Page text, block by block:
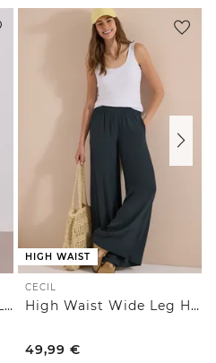
7/8 Wide Leg Hose im Loose Fit mit Print
HIGH WAIST
CECIL
High Waist Wide Leg Hose im Loose Fit
49,99 €